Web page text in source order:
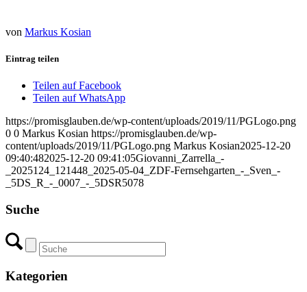
von Markus Kosian
Eintrag teilen
Teilen auf Facebook
Teilen auf WhatsApp
https://promisglauben.de/wp-content/uploads/2019/11/PGLogo.png
0 0 Markus Kosian https://promisglauben.de/wp-
content/uploads/2019/11/PGLogo.png Markus Kosian2025-12-20
09:40:482025-12-20 09:41:05Giovanni_Zarrella_-
_2025124_121448_2025-05-04_ZDF-Fernsehgarten_-_Sven_-
_5DS_R_-_0007_-_5DSR5078
Suche
Kategorien